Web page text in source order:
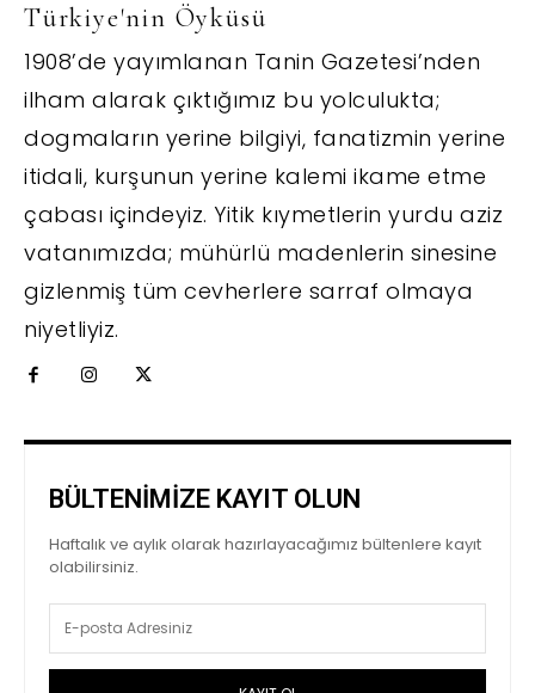
Türkiye'nin Öyküsü
1908’de yayımlanan Tanin Gazetesi’nden
ilham alarak çıktığımız bu yolculukta;
dogmaların yerine bilgiyi, fanatizmin yerine
itidali, kurşunun yerine kalemi ikame etme
çabası içindeyiz. Yitik kıymetlerin yurdu aziz
vatanımızda; mühürlü madenlerin sinesine
gizlenmiş tüm cevherlere sarraf olmaya
niyetliyiz.
BÜLTENİMİZE KAYIT OLUN
Haftalık ve aylık olarak hazırlayacağımız bültenlere kayıt
olabilirsiniz.